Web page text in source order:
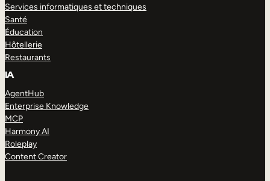
Services informatiques et techniques
Santé
Éducation
Hôtellerie
Restaurants
IA
AgentHub
Enterprise Knowledge
MCP
Harmony AI
Roleplay
Content Creator